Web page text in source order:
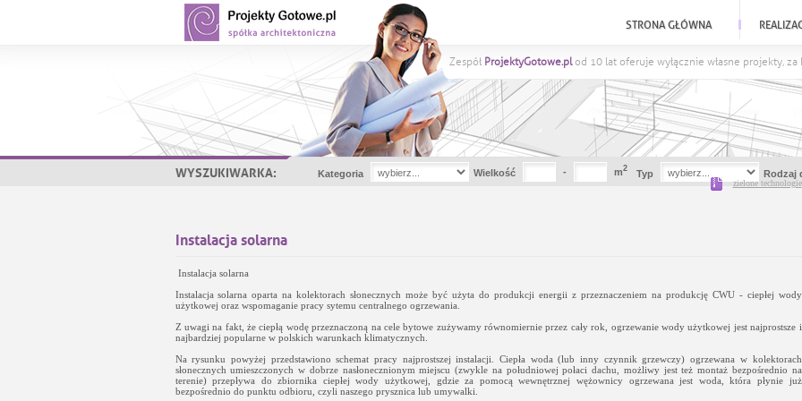
STRONA GŁÓWNA
Zespół ProjektyGotowe.plod 10 lat oferuje wyłącznie własne projekty,
WYSZUKIWARKA: Kategoria Wielkość - m2 Typ Rodzaj
zielone technologie
Instalacja solarna
Instalacja solarna
Instalacja solarna oparta na kolektorach słonecznych może być użyta do produkcji energii z przeznaczeniem na produkcję CWU - ciepłej wody
użytkowej oraz wspomaganie pracy sytemu centralnego ogrzewania.
Z uwagi na fakt, że ciepłą wodę przeznaczoną na cele bytowe zużywamy równomiernie przez cały rok, ogrzewanie wody użytkowej jest najprostsze i
najbardziej popularne w polskich warunkach klimatycznych.
Na rysunku powyżej przedstawiono schemat pracy najprostszej instalacji. Ciepła woda (lub inny czynnik grzewczy) ogrzewana w kolektorach
słonecznych umieszczonych w dobrze nasłonecznionym miejscu (zwykle na południowej połaci dachu, możliwy jest też montaż bezpośrednio na
terenie) przepływa do zbiornika ciepłej wody użytkowej, gdzie za pomocą wewnętrznej wężownicy ogrzewana jest woda, która płynie już
bezpośrednio do punktu odbioru, czyli naszego prysznica lub umywalki.